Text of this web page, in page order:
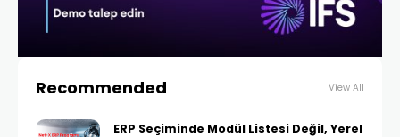
Recommended View All
ERP Seçiminde Modül Listesi Değil, Yerel